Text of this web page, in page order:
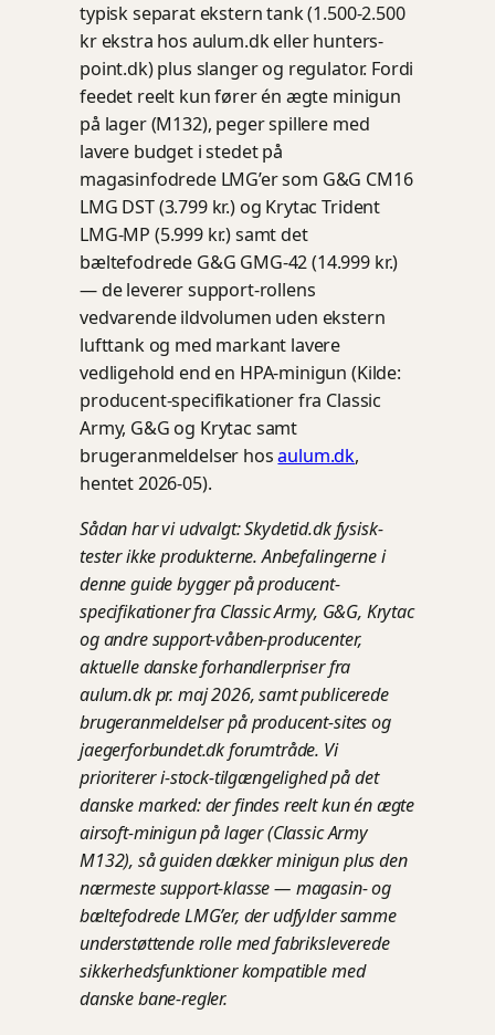
typisk separat ekstern tank (1.500-2.500
kr ekstra hos aulum.dk eller hunters-
point.dk) plus slanger og regulator. Fordi
feedet reelt kun fører én ægte minigun
på lager (M132), peger spillere med
lavere budget i stedet på
magasinfodrede LMG’er som G&G CM16
LMG DST (3.799 kr.) og Krytac Trident
LMG-MP (5.999 kr.) samt det
bæltefodrede G&G GMG-42 (14.999 kr.)
— de leverer support-rollens
vedvarende ildvolumen uden ekstern
lufttank og med markant lavere
vedligehold end en HPA-minigun (Kilde:
producent-specifikationer fra Classic
Army, G&G og Krytac samt
brugeranmeldelser hosaulum.dk,
hentet 2026-05).
Sådan har vi udvalgt: Skydetid.dk fysisk-
tester ikke produkterne. Anbefalingerne i
denne guide bygger på producent-
specifikationer fra Classic Army, G&G, Krytac
og andre support-våben-producenter,
aktuelle danske forhandlerpriser fra
aulum.dk pr. maj 2026, samt publicerede
brugeranmeldelser på producent-sites og
jaegerforbundet.dk forumtråde. Vi
prioriterer i-stock-tilgængelighed på det
danske marked: der findes reelt kun én ægte
airsoft-minigun på lager (Classic Army
M132), så guiden dækker minigun plus den
nærmeste support-klasse — magasin- og
bæltefodrede LMG’er, der udfylder samme
understøttende rolle med fabriksleverede
sikkerhedsfunktioner kompatible med
danske bane-regler.